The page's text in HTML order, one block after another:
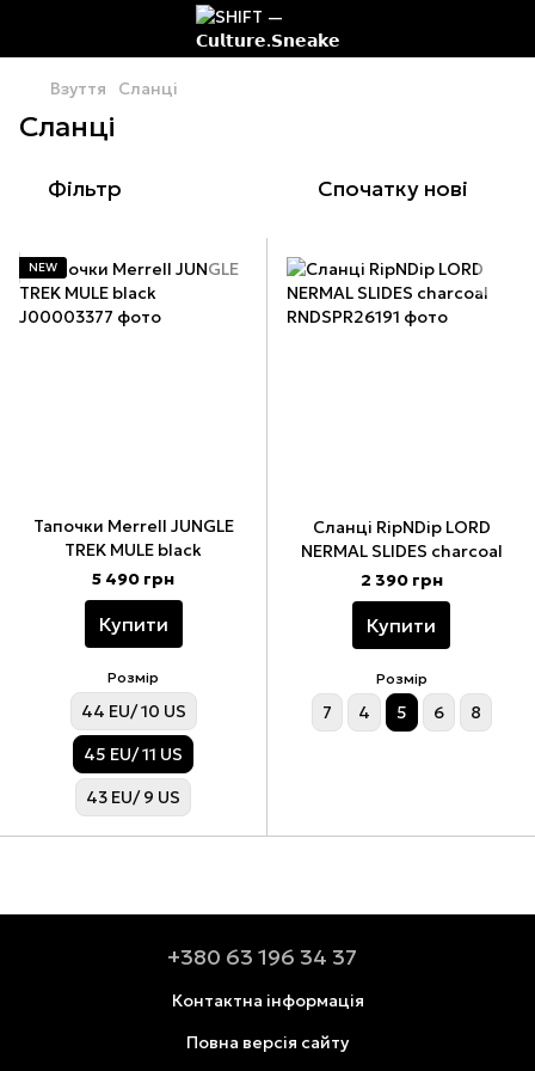
Взуття Сланці
Сланці
Фільтр Спочатку нові
NEW
Тапочки Merrell JUNGLE
TREK MULE black
5 490 грн
Купити
Розмір
44 EU/ 10 US
45 EU/ 11 US
43 EU/ 9 US
Сланці RipNDip LORD
NERMAL SLIDES charcoal
2 390 грн
Купити
Розмір
7 4 5 6 8
+380 63 196 34 37
Контактна інформація
Повна версія сайту